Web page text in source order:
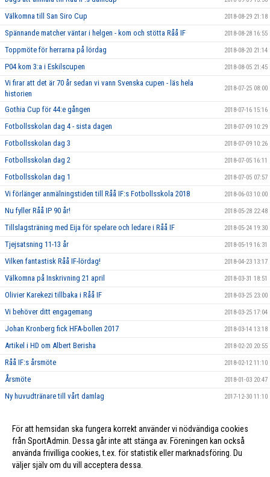
Välkomna till San Siro Cup 2018-08-29 21:18
Spännande matcher väntar i helgen - kom och stötta Råå IF 2018-08-28 16:55
Toppmöte för herrarna på lördag 2018-08-20 21:14
P04 kom 3:a i Eskilscupen 2018-08-05 21:45
Vi firar att det är 70 år sedan vi vann Svenska cupen - läs hela
historien
2018-07-25 08:00
Gothia Cup för 44:e gången 2018-07-16 15:16
Fotbollsskolan dag 4 - sista dagen 2018-07-09 10:29
Fotbollsskolan dag 3 2018-07-09 10:26
Fotbollsskolan dag 2 2018-07-05 16:11
Fotbollsskolan dag 1 2018-07-05 07:57
Vi förlänger anmälningstiden till Råå IF:s Fotbollsskola 2018 2018-06-03 10:00
Nu fyller Råå IP 90 år! 2018-05-28 22:48
Tillslagsträning med Eija för spelare och ledare i Råå IF 2018-05-24 19:30
Tjejsatsning 11-13 år 2018-05-19 16:31
Vilken fantastisk Råå IF-lördag! 2018-04-23 13:17
Välkomna på Inskrivning 21 april 2018-03-31 18:51
Olivier Karekezi tillbaka i Råå IF 2018-03-25 23:00
Vi behöver ditt engagemang 2018-03-25 17:04
Johan Kronberg fick HFA-bollen 2017 2018-03-14 13:18
Artikel i HD om Albert Berisha 2018-02-20 20:55
Råå IF:s årsmöte 2018-02-12 11:10
Årsmöte 2018-01-03 20:47
Ny huvudtränare till vårt damlag 2017-12-30 11:10
2017-01-02 20:35
För att hemsidan ska fungera korrekt använder vi nödvändiga cookies
från SportAdmin. Dessa går inte att stänga av. Föreningen kan också
använda frivilliga cookies, t.ex. för statistik eller marknadsföring. Du
väljer själv om du vill acceptera dessa.